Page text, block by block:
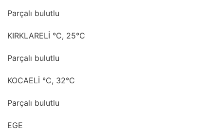
Parçalı bulutlu
KIRKLARELİ °C, 25°C
Parçalı bulutlu
KOCAELİ °C, 32°C
Parçalı bulutlu
EGE